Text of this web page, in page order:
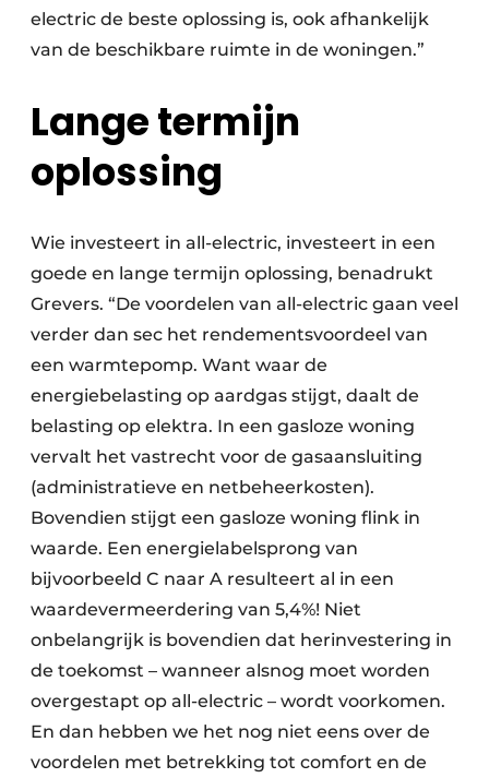
electric de beste oplossing is, ook afhankelijk
van de beschikbare ruimte in de woningen.”
Lange termijn
oplossing
Wie investeert in all-electric, investeert in een
goede en lange termijn oplossing, benadrukt
Grevers. “De voordelen van all-electric gaan veel
verder dan sec het rendementsvoordeel van
een warmtepomp. Want waar de
energiebelasting op aardgas stijgt, daalt de
belasting op elektra. In een gasloze woning
vervalt het vastrecht voor de gasaansluiting
(administratieve en netbeheerkosten).
Bovendien stijgt een gasloze woning flink in
waarde. Een energielabelsprong van
bijvoorbeeld C naar A resulteert al in een
waardevermeerdering van 5,4%! Niet
onbelangrijk is bovendien dat herinvestering in
de toekomst – wanneer alsnog moet worden
overgestapt op all-electric – wordt voorkomen.
En dan hebben we het nog niet eens over de
voordelen met betrekking tot comfort en de